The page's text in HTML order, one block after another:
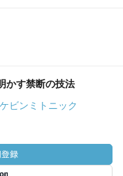
かす禁断の技法
ビンミトニック